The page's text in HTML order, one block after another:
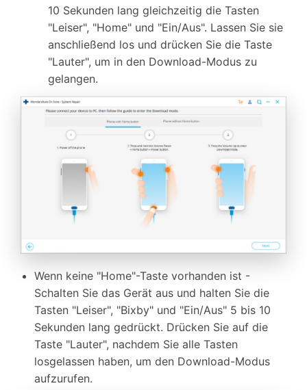
10 Sekunden lang gleichzeitig die Tasten
"Leiser", "Home" und "Ein/Aus". Lassen Sie sie
anschließend los und drücken Sie die Taste
"Lauter", um in den Download-Modus zu
gelangen.
Wenn keine "Home"-Taste vorhanden ist -
Schalten Sie das Gerät aus und halten Sie die
Tasten "Leiser", "Bixby" und "Ein/Aus" 5 bis 10
Sekunden lang gedrückt. Drücken Sie auf die
Taste "Lauter", nachdem Sie alle Tasten
losgelassen haben, um den Download-Modus
aufzurufen.